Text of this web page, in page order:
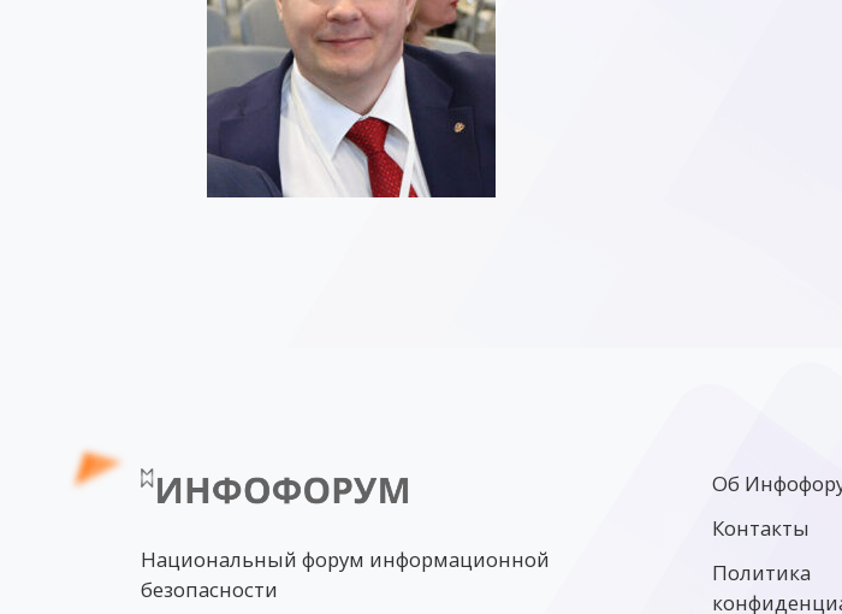
Национальный форум информационной
безопасности
Об
Контакты
Политика